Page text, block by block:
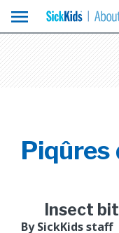
menu
Piqûres
Insect
By SickKids staff